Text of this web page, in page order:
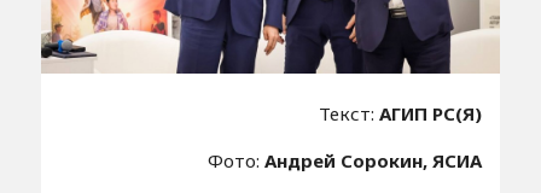
Текст:АГИП РС(Я)
Фото:Андрей Сорокин, ЯСИА